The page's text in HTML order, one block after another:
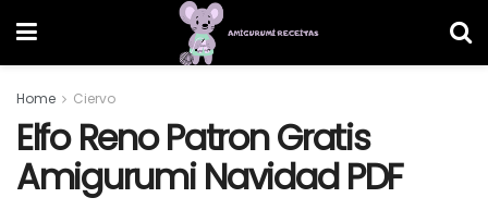
Home Ciervo
Elfo Reno Patron Gratis
Amigurumi Navidad PDF